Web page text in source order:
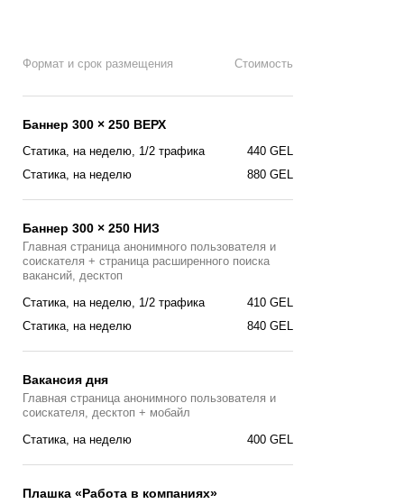
Формат и срок размещения Стоимость
Баннер 300 × 250 ВЕРХ
440 GEL
Статика, на неделю, 1/2 трафика
880 GEL
Статика, на неделю
Баннер 300 × 250 НИЗ
Главная страница анонимного пользователя и
соискателя + страница расширенного поиска
вакансий, десктоп
410 GEL
Статика, на неделю, 1/2 трафика
840 GEL
Статика, на неделю
Вакансия дня
Главная страницa анонимного пользователя и
соискателя, десктоп + мобайл
400 GEL
Cтатика, на неделю
Плашка «Работа в компаниях»